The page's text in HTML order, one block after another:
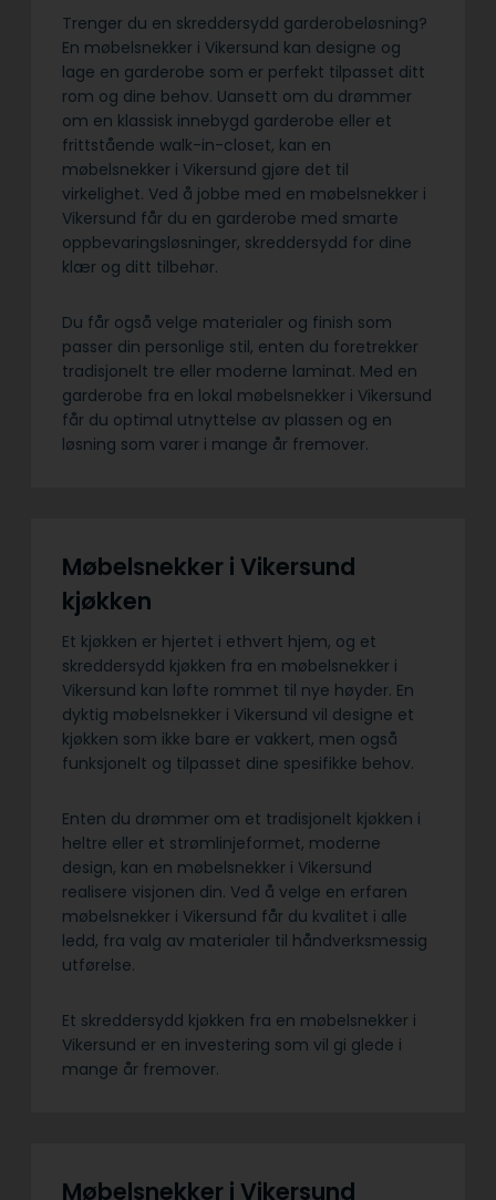
Trenger du en skreddersydd garderobeløsning?
En møbelsnekker i Vikersund kan designe og
lage en garderobe som er perfekt tilpasset ditt
rom og dine behov. Uansett om du drømmer
om en klassisk innebygd garderobe eller et
frittstående walk-in-closet, kan en
møbelsnekker i Vikersund gjøre det til
virkelighet. Ved å jobbe med en møbelsnekker i
Vikersund får du en garderobe med smarte
oppbevaringsløsninger, skreddersydd for dine
klær og ditt tilbehør.
Du får også velge materialer og finish som
passer din personlige stil, enten du foretrekker
tradisjonelt tre eller moderne laminat. Med en
garderobe fra en lokal møbelsnekker i Vikersund
får du optimal utnyttelse av plassen og en
løsning som varer i mange år fremover.
Møbelsnekker i Vikersund
kjøkken
Et kjøkken er hjertet i ethvert hjem, og et
skreddersydd kjøkken fra en møbelsnekker i
Vikersund kan løfte rommet til nye høyder. En
dyktig møbelsnekker i Vikersund vil designe et
kjøkken som ikke bare er vakkert, men også
funksjonelt og tilpasset dine spesifikke behov.
Enten du drømmer om et tradisjonelt kjøkken i
heltre eller et strømlinjeformet, moderne
design, kan en møbelsnekker i Vikersund
realisere visjonen din. Ved å velge en erfaren
møbelsnekker i Vikersund får du kvalitet i alle
ledd, fra valg av materialer til håndverksmessig
utførelse.
Et skreddersydd kjøkken fra en møbelsnekker i
Vikersund er en investering som vil gi glede i
mange år fremover.
Møbelsnekker i Vikersund